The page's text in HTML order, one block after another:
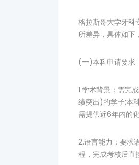
格拉斯哥大学牙科
所差异，具体如下
(一)本科申请要求
1.学术背景：需完
绩突出)的学子;本
需提供近6年内的
2.语言能力：要求
程，完成考核后直